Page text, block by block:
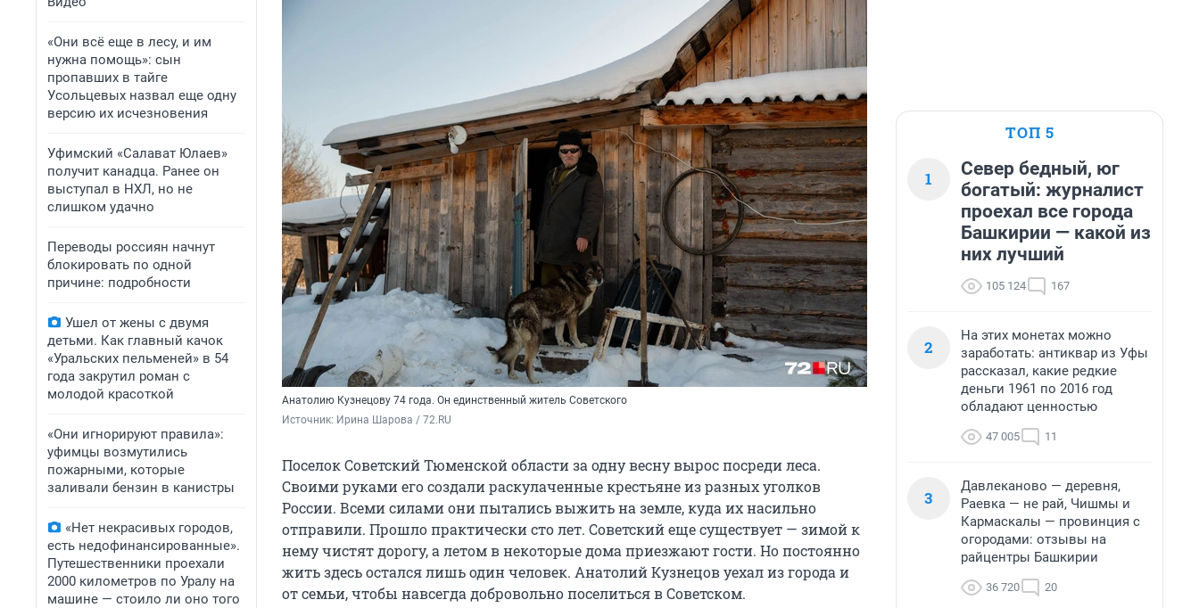
«Они всё еще в лесу, и им
нужна помощь»: сын
пропавших в тайге
Усольцевых назвал еще одну
версию их исчезновения
Уфимский «Салават Юлаев»
получит канадца. Ранее он
выступал в НХЛ, но не
слишком удачно
Переводы россиян начнут
блокировать по одной
причине: подробности
Ушел от жены с двумя
детьми. Как главный качок
«Уральских пельменей» в 54
года закрутил роман с
молодой красоткой
«Они игнорируют правила»:
уфимцы возмутились
пожарными, которые
заливали бензин в канистры
«Нет некрасивых городов,
есть недофинансированные».
Путешественники проехали
2000 километров по Уралу на
машине — стоило ли оно того
Анатолию Кузнецову 74 года. Он единственный житель Советского
Источник: Ирина Шарова / 72.RU
Поселок Советский Тюменской области за одну весну вырос посреди леса.
Своими руками его создали раскулаченные крестьяне из разных уголков
России. Всеми силами они пытались выжить на земле, куда их насильно
отправили. Прошло практически сто лет. Советский еще существует — зимой к
нему чистят дорогу, а летом в некоторые дома приезжают гости. Но постоянно
жить здесь остался лишь один человек. Анатолий Кузнецов уехал из города и
от семьи, чтобы навсегда добровольно поселиться в Советском.
ТОП 5
1
Север бедный, юг
богатый: журналист
проехал все города
Башкирии — какой из
них лучший
105 124 167
2
На этих монетах можно
заработать: антиквар из Уфы
рассказал, какие редкие
деньги 1961 по 2016 год
обладают ценностью
47 005 11
3
Давлеканово — деревня,
Раевка — не рай, Чишмы и
Кармаскалы — провинция с
огородами: отзывы на
райцентры Башкирии
36 720 20